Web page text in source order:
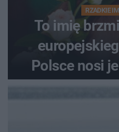
RZADKIE
To imię
Polsce nosi